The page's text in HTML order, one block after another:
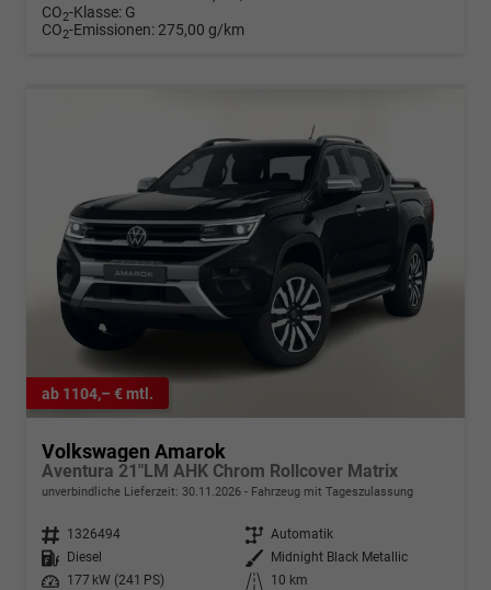
CO2-Klasse: G
CO2-Emissionen: 275,00 g/km
ab 1104,– € mtl.
Volkswagen Amarok
Aventura 21"LM AHK Chrom Rollcover Matrix
unverbindliche Lieferzeit: 30.11.2026 Fahrzeug mit Tageszulassung
Fahrzeugnr. 1326494 Getriebe Automatik
Kraftstoff
Diesel Außenfarbe
Midnight Black Metallic
Leistung
177 kW (241 PS) Kilometerstand
10 km